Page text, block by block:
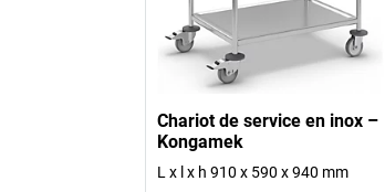
Chariot de service en inox –
Kongamek
L x l x h 910 x 590 x 940 mm